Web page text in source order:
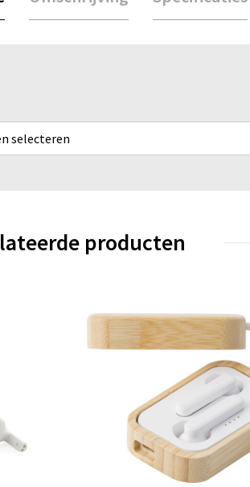
selecteren
producten